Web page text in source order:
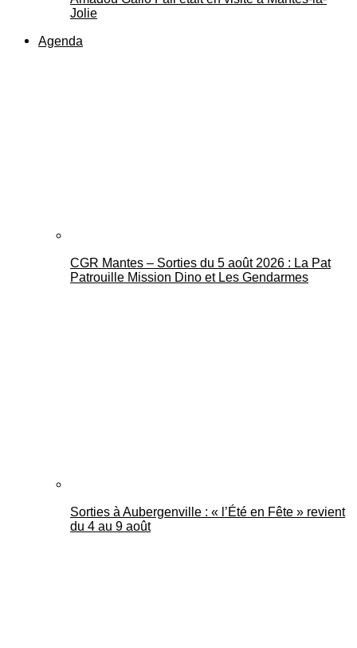
Jolie
Agenda
CGR Mantes – Sorties du 5 août 2026 : La Pat
Patrouille Mission Dino et Les Gendarmes
Sorties à Aubergenville : « l’Été en Fête » revient
du 4 au 9 août